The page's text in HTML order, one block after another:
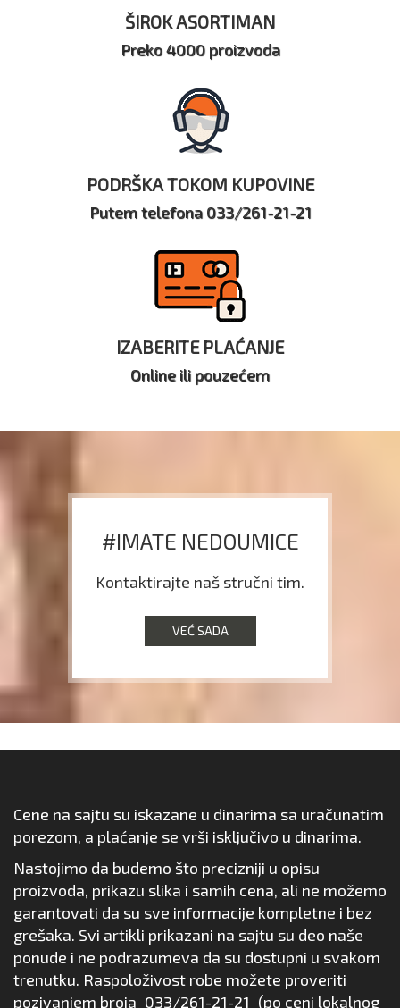
ŠIROK ASORTIMAN
Preko 4000 proizvoda
PODRŠKA TOKOM KUPOVINE
Putem telefona 033/261-21-21
IZABERITE PLAĆANJE
Online ili pouzećem
#IMATE NEDOUMICE
Kontaktirajte naš stručni tim.
VEĆ SADA
Cene na sajtu su iskazane u dinarima sa uračunatim
porezom, a plaćanje se vrši isključivo u dinarima.
Nastojimo da budemo što precizniji u opisu
proizvoda, prikazu slika i samih cena, ali ne možemo
garantovati da su sve informacije kompletne i bez
grešaka. Svi artikli prikazani na sajtu su deo naše
ponude i ne podrazumeva da su dostupni u svakom
trenutku. Raspoloživost robe možete proveriti
pozivanjem broja 033/261-21-21 (po ceni lokalnog